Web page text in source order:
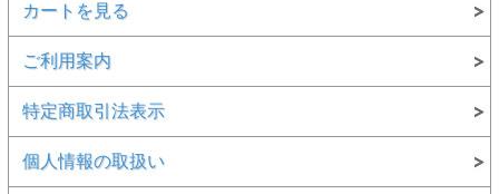
カートを見る
ご利用案内
特定商取引法表示
個人情報の取扱い